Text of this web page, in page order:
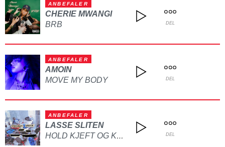
ANBEFALER
CHERIE MWANGI
BRB
DEL
ANBEFALER
AMOIN
MOVE MY BODY
DEL
ANBEFALER
LASSE SLITEN
HOLD KJEFT OG KYSS MEG DEL